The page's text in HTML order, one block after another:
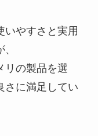
いやすさと実用
リの製品を選
さに満足してい